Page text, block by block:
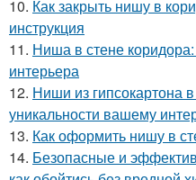
10. Как закрыть нишу в
инструкция
11. Ниша в стене
интерьера
12. Ниши из гипсокартона
уникальности вашему
13. Как оформить нишу в
14. Безопасные и